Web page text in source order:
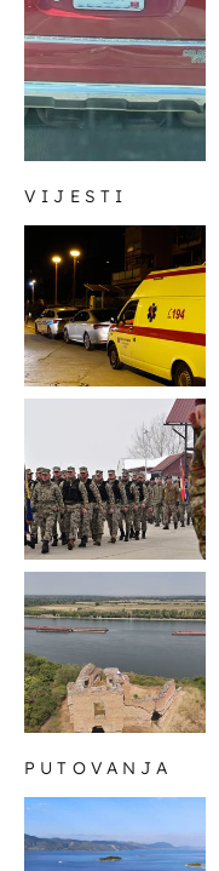
VIJESTI
PUTOVANJA